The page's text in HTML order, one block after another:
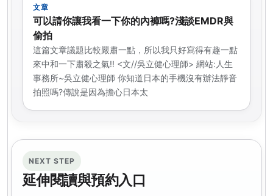
文章
可以請你讓我看一下你的內褲嗎?淺談EMDR與
偷拍
這篇文章議題比較嚴肅一點，所以我只好寫得有趣一點
來中和一下肅殺之氣!! <文//吳立健心理師> 網站:人生
事務所~吳立健心理師 你知道日本的手機沒有辦法靜音
拍照嗎?傳說是因為擔心日本太
NEXT STEP
延伸閱讀與預約入口